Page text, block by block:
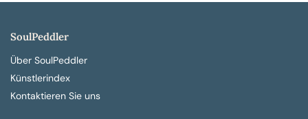
SoulPeddler
Über SoulPeddler
Künstlerindex
Kontaktieren Sie uns